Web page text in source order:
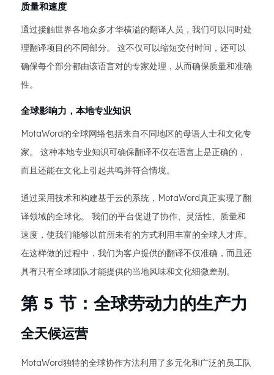
质量和速度
通过接触世界各地众多才华横溢的翻译人员，我们可以同时处
理翻译项目的不同部分。 这不仅可以缩短交付时间，还可以
确保每个部分都由该语言对的专家处理，从而确保质量和准确
性。
全球影响力，本地专业知识
MotaWord的全球网络包括来自不同地区的母语人士和文化专
家。 这种本地专业知识可确保翻译不仅在语言上是正确的，
而且还能在文化上引起共鸣并符合情境。
通过采用技术和构建基于云的系统，MotaWord真正实现了翻
译领域的全球化。 我们的平台促进了协作、灵活性、质量和
速度，使我们能够以前所未有的方式利用丰富的全球人才库。
在这样做的过程中，我们为客户提供的翻译不仅准确，而且还
具有只有全球团队才能提供的当地风味和文化细微差别。
第 5 节：全球劳动力的生产力
全天候运营
MotaWord独特的全球协作方法利用了多元化和广泛的员工队